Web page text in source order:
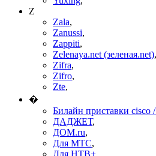
Z
Zala,
Zanussi,
Zappiti,
Zelenaya.net (зеленая.net),
Zifra,
Zifro,
Zte,
�
Билайн приставки cisco
ДАДЖЕТ,
ДОМ.ru,
Для МТС,
Для НТВ+,